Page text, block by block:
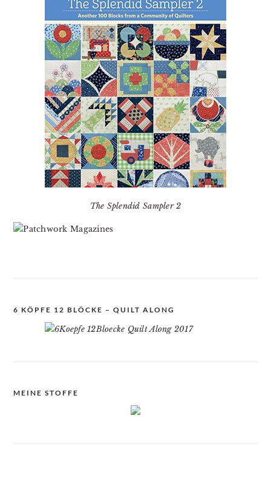
The Splendid Sampler 2
6 KÖPFE 12 BLÖCKE – QUILT ALONG
MEINE STOFFE